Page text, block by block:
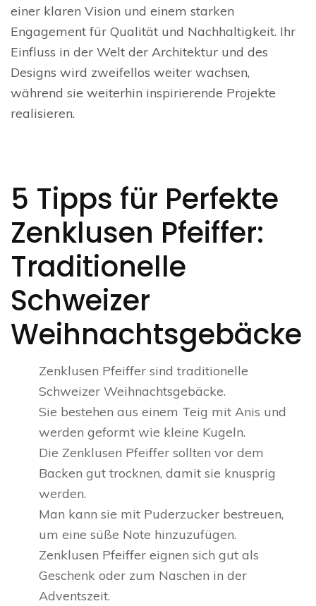
einer klaren Vision und einem starken
Engagement für Qualität und Nachhaltigkeit. Ihr
Einfluss in der Welt der Architektur und des
Designs wird zweifellos weiter wachsen,
während sie weiterhin inspirierende Projekte
realisieren.
5 Tipps für Perfekte
Zenklusen Pfeiffer:
Traditionelle
Schweizer
Weihnachtsgebäcke
Zenklusen Pfeiffer sind traditionelle
Schweizer Weihnachtsgebäcke.
Sie bestehen aus einem Teig mit Anis und
werden geformt wie kleine Kugeln.
Die Zenklusen Pfeiffer sollten vor dem
Backen gut trocknen, damit sie knusprig
werden.
Man kann sie mit Puderzucker bestreuen,
um eine süße Note hinzuzufügen.
Zenklusen Pfeiffer eignen sich gut als
Geschenk oder zum Naschen in der
Adventszeit.